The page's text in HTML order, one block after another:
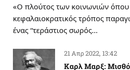
«Ο πλούτος των κοινωνιών όπου
κεφαλαιοκρατικός τρόπος
ένας “τεράστιος σωρός…
21 Απρ 2022, 13:42
Καρλ Μαρξ: